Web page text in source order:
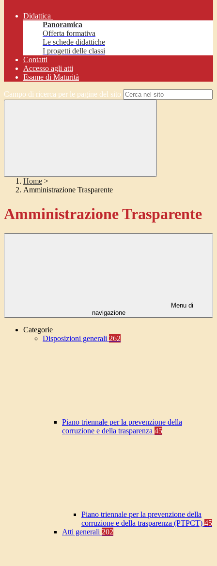
Didattica
Panoramica
Offerta formativa
Le schede didattiche
I progetti delle classi
Contatti
Accesso agli atti
Esame di Maturità
Campo di ricerca per le pagine del sito
Home >
Amministrazione Trasparente
Amministrazione Trasparente
Menu di
navigazione
Categorie
Disposizioni generali 262
Piano triennale per la prevenzione della
corruzione e della trasparenza 45
Piano triennale per la prevenzione della
corruzione e della trasparenza (PTPCT) 45
Atti generali 202